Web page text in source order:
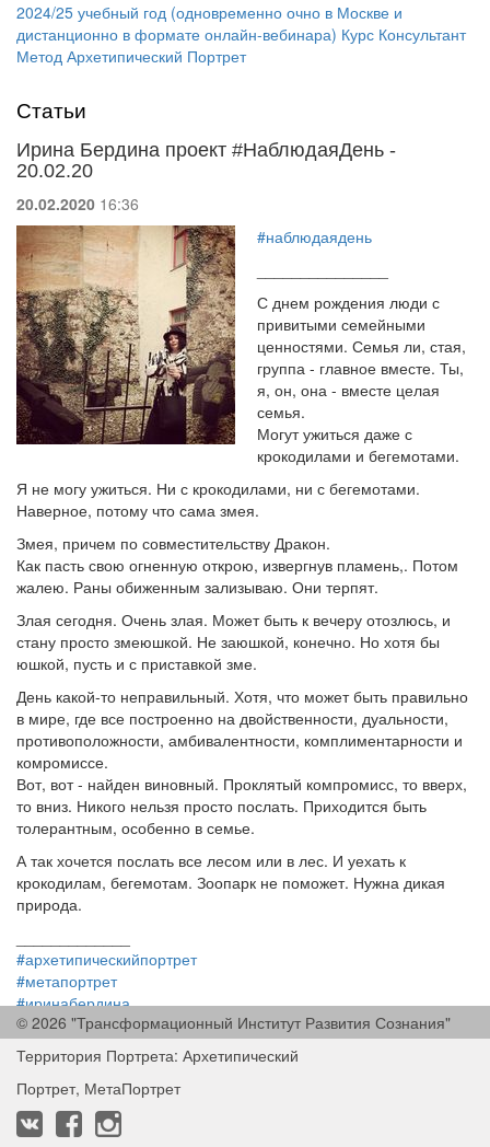
2024/25 учебный год (одновременно очно в Москве и
дистанционно в формате онлайн-вебинара) Курс Консультант
Метод Архетипический Портрет
Статьи
Ирина Бердина проект #НаблюдаяДень -
20.02.20
20.02.2020 16:36
#наблюдаядень
С днем рождения люди с
привитыми семейными
ценностями. Семья ли, стая,
группа - главное вместе. Ты,
я, он, она - вместе целая
семья.
Могут ужиться даже с
крокодилами и бегемотами.
Я не могу ужиться. Ни с крокодилами, ни с бегемотами.
Наверное, потому что сама змея.
Змея, причем по совместительству Дракон.
Как пасть свою огненную открою, извергнув пламень,. Потом
жалею. Раны обиженным зализываю. Они терпят.
Злая сегодня. Очень злая. Может быть к вечеру отозлюсь, и
стану просто змеюшкой. Не заюшкой, конечно. Но хотя бы
юшкой, пусть и с приставкой зме.
День какой-то неправильный. Хотя, что может быть правильно
в мире, где все построенно на двойственности, дуальности,
противоположности, амбивалентности, комплиментарности и
комромиссе.
Вот, вот - найден виновный. Проклятый компромисс, то вверх,
то вниз. Никого нельзя просто послать. Приходится быть
толерантным, особенно в семье.
А так хочется послать все лесом или в лес. И уехать к
крокодилам, бегемотам. Зоопарк не поможет. Нужна дикая
природа.
#архетипическийпортрет
#метапортрет
#иринабердина
#irinaberdina
© 2026 "Трансформационный Институт Развития Сознания"
Территория Портрета: Архетипический
Портрет, МетаПортрет